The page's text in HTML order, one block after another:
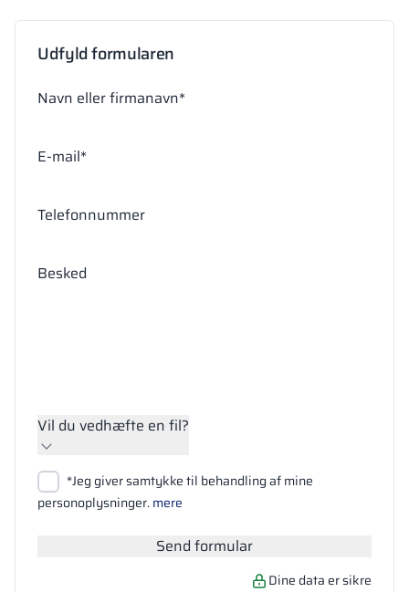
Udfyld formularen
Navn eller firmanavn*
E-mail*
Telefonnummer
Besked
Vil du vedhæfte en fil?
Vedhæft filer
Søg
*Jeg giver samtykke til behandling af mine
personoplysninger.mere
Send formular
Dine data er sikre